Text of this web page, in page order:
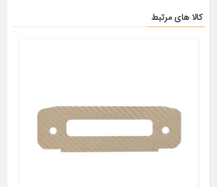
کالا های مرتبط